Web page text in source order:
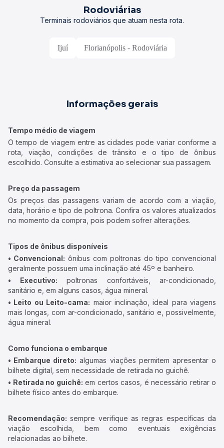
Rodoviárias
Terminais rodoviários que atuam nesta rota.
Ijuí Florianópolis - Rodoviária
Informações gerais
Tempo médio de viagem
O tempo de viagem entre as cidades pode variar conforme a
rota, viação, condições de trânsito e o tipo de ônibus
escolhido. Consulte a estimativa ao selecionar sua passagem.
Preço da passagem
Os preços das passagens variam de acordo com a viação,
data, horário e tipo de poltrona. Confira os valores atualizados
no momento da compra, pois podem sofrer alterações.
Tipos de ônibus disponíveis
• Convencional: ônibus com poltronas do tipo convencional
geralmente possuem uma inclinação até 45º e banheiro.
• Executivo: poltronas confortáveis, ar-condicionado,
sanitário e, em alguns casos, água mineral.
• Leito ou Leito-cama: maior inclinação, ideal para viagens
mais longas, com ar-condicionado, sanitário e, possivelmente,
água mineral.
Como funciona o embarque
• Embarque direto: algumas viações permitem apresentar o
bilhete digital, sem necessidade de retirada no guichê.
• Retirada no guichê: em certos casos, é necessário retirar o
bilhete físico antes do embarque.
Recomendação: sempre verifique as regras específicas da
viação escolhida, bem como eventuais exigências
relacionadas ao bilhete.